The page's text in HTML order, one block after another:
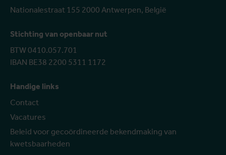
Nationalestraat 155 2000 Antwerpen, België
Stichting van openbaar nut
BTW 0410.057.701
IBAN BE38 2200 5311 1172
Handige links
Contact
Vacatures
Beleid voor gecoördineerde bekendmaking van
kwetsbaarheden